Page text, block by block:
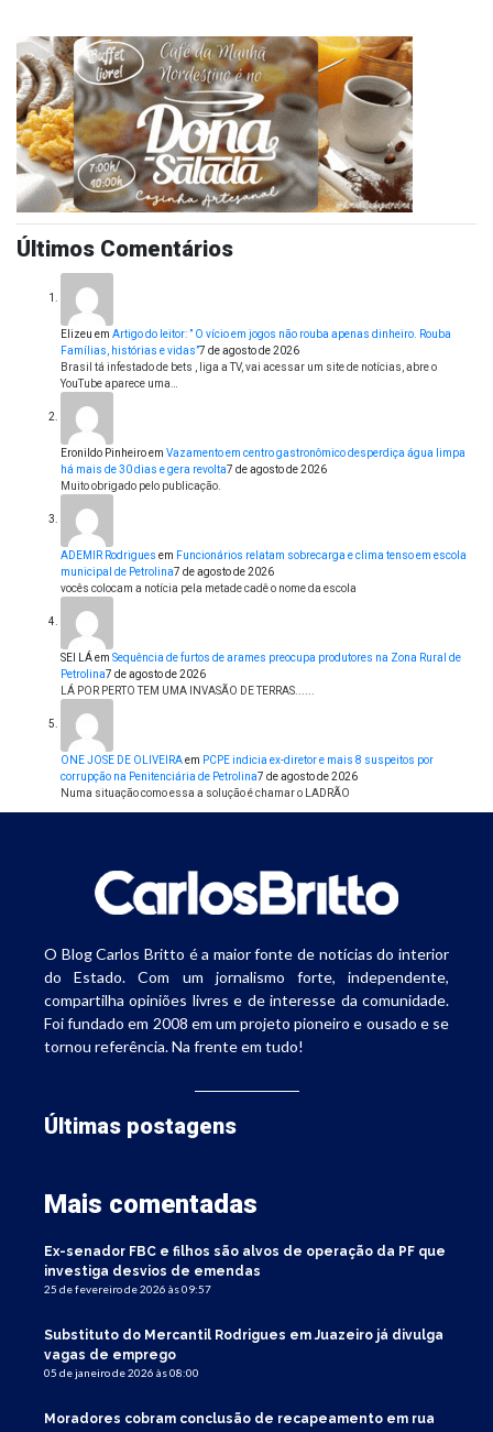
Últimos Comentários
Elizeu em Artigo do leitor: ” O vício em jogos não rouba apenas dinheiro. Rouba
Famílias, histórias e vidas”7 de agosto de 2026
Brasil tá infestado de bets , liga a TV, vai acessar um site de notícias, abre o
YouTube aparece uma…
Eronildo Pinheiroem Vazamento em centro gastronômico desperdiça água limpa
há mais de 30 dias e gera revolta7 de agosto de 2026
Muito obrigado pelo publicação.
ADEMIR Rodrigues em Funcionários relatam sobrecarga e clima tenso em escola
municipal de Petrolina7 de agosto de 2026
vocês colocam a notícia pela metade cadê o nome da escola
SEI LÁem Sequência de furtos de arames preocupa produtores na Zona Rural de
Petrolina7 de agosto de 2026
LÁ POR PERTO TEM UMA INVASÃO DE TERRAS......
ONE JOSE DE OLIVEIRAem PCPE indicia ex-diretor e mais 8 suspeitos por
corrupção na Penitenciária de Petrolina7 de agosto de 2026
Numa situação como essa a solução é chamar o LADRÃO
O Blog Carlos Britto é a maior fonte de notícias do interior
do Estado. Com um jornalismo forte, independente,
compartilha opiniões livres e de interesse da comunidade.
Foi fundado em 2008 em um projeto pioneiro e ousado e se
tornou referência. Na frente em tudo!
Últimas postagens
Mais comentadas
Ex-senador FBC e filhos são alvos de operação da PF que
investiga desvios de emendas
25 de fevereiro de 2026 às 09:57
Substituto do Mercantil Rodrigues em Juazeiro já divulga
vagas de emprego
05 de janeiro de 2026 às 08:00
Moradores cobram conclusão de recapeamento em rua